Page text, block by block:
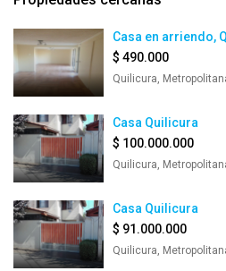
Casa en arriendo,
$ 490.000
Quilicura,
Casa Quilicura
$ 100.000.000
Quilicura,
Casa Quilicura
$ 91.000.000
Quilicura,